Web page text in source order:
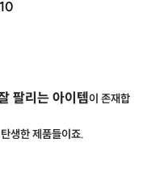
팔리는 아이템이 존재합
생한 제품들이죠.